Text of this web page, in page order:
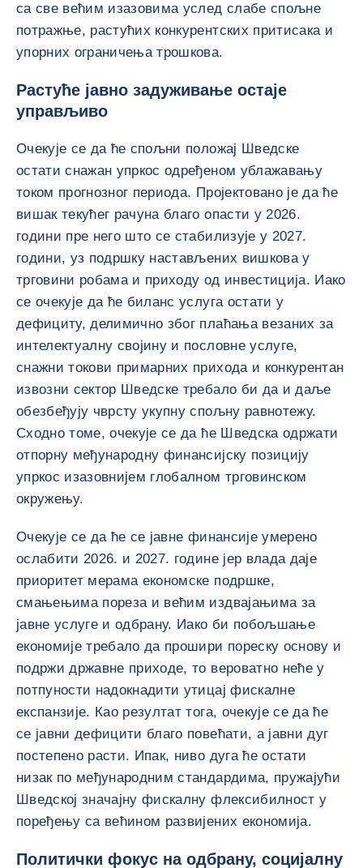
са све већим изазовима услед слабе спољне
потражње, растућих конкурентских притисака и
упорних ограничења трошкова.
Растуће јавно задуживање остаје
управљиво
Очекује се да ће спољни положај Шведске
остати снажан упркос одређеном ублажавању
током прогнозног периода. Пројектовано је да ће
вишак текућег рачуна благо опасти у 2026.
години пре него што се стабилизује у 2027.
години, уз подршку настављених вишкова у
трговини робама и приходу од инвестиција. Иако
се очекује да ће биланс услуга остати у
дефициту, делимично због плаћања везаних за
интелектуалну својину и пословне услуге,
снажни токови примарних прихода и конкурентан
извозни сектор Шведске требало би да и даље
обезбеђују чврсту укупну спољну равнотежу.
Сходно томе, очекује се да ће Шведска одржати
отпорну међународну финансијску позицију
упркос изазовнијем глобалном трговинском
окружењу.
Очекује се да ће се јавне финансије умерено
ослабити 2026. и 2027. године јер влада даје
приоритет мерама економске подршке,
смањењима пореза и већим издвајањима за
јавне услуге и одбрану. Иако би побољшање
економије требало да прошири пореску основу и
подржи државне приходе, то вероватно неће у
потпуности надокнадити утицај фискалне
експанзије. Као резултат тога, очекује се да ће
се јавни дефицити благо повећати, а јавни дуг
постепено расти. Ипак, ниво дуга ће остати
низак по међународним стандардима, пружајући
Шведској значајну фискалну флексибилност у
поређењу са већином развијених економија.
Политички фокус на одбрану, социјалну